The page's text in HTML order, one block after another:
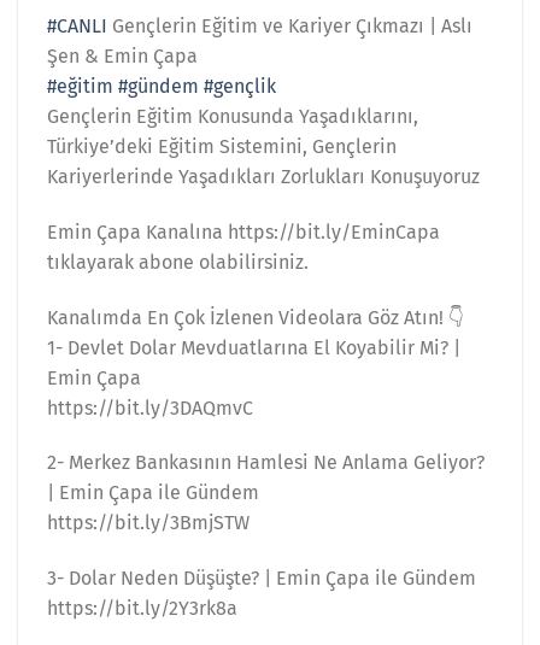
#CANLI Gençlerin Eğitim ve Kariyer Çıkmazı | Aslı
Şen & Emin Çapa
#eğitim #gündem #gençlik
Gençlerin Eğitim Konusunda Yaşadıklarını,
Türkiye’deki Eğitim Sistemini, Gençlerin
Kariyerlerinde Yaşadıkları Zorlukları Konuşuyoruz
Emin Çapa Kanalına https://bit.ly/EminCapa
tıklayarak abone olabilirsiniz.
Kanalımda En Çok İzlenen Videolara Göz Atın! 👇
1- Devlet Dolar Mevduatlarına El Koyabilir Mi? |
Emin Çapa
https://bit.ly/3DAQmvC
2- Merkez Bankasının Hamlesi Ne Anlama Geliyor?
| Emin Çapa ile Gündem
https://bit.ly/3BmjSTW
3- Dolar Neden Düşüşte? | Emin Çapa ile Gündem
https://bit.ly/2Y3rk8a